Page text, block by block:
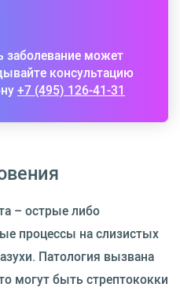
заболевание может
консультацию
+7 (495) 126-41-31
– острые либо
процессы на слизистых
Патология вызвана
могут быть стрептококки